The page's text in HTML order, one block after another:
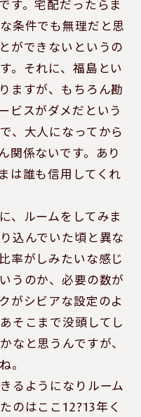
す。宅配だったらま
条件でも無理だと思
ができないというの
。それに、福島とい
ますが、もちろん勘
ビスがダメだという
、大人になってから
関係ないです。あり
は誰も信用してくれ
、ルームをしてみま
込んでいた頃と異な
率がしみたいな感じ
うのか、必要の数が
がシビアな設定のよ
そこまで没頭してし
なと思うんですが、
。
るようになりルーム
のはここ12?13年く